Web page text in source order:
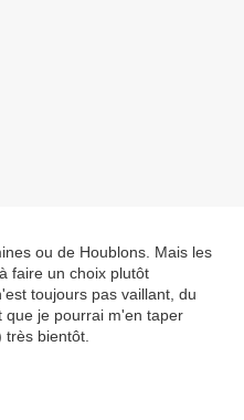
ou de Houblons. Mais les
faire un choix plutôt
toujours pas vaillant, du
que je pourrai m'en taper
bientôt.